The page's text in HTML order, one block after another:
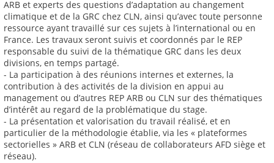
ARB et experts des questions d’adaptation au changement
climatique et de la GRC chez CLN, ainsi qu’avec toute personne
ressource ayant travaillé sur ces sujets à l’international ou en
France. Les travaux seront suivis et coordonnés par le REP
responsable du suivi de la thématique GRC dans les deux
divisions, en temps partagé.
- La participation à des réunions internes et externes, la
contribution à des activités de la division en appui au
management ou d’autres REP ARB ou CLN sur des thématiques
d’intérêt au regard de la problématique du stage.
- La présentation et valorisation du travail réalisé, et en
particulier de la méthodologie établie, via les « plateformes
sectorielles » ARB et CLN (réseau de collaborateurs AFD siège et
réseau).